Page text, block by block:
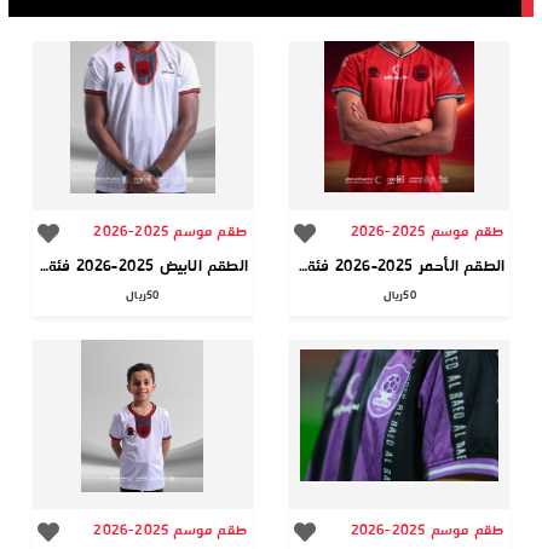
طقم موسم 2025-2026
الطقم الأحمر 2025-2026 فئة الجمهور
50ريال
طقم موسم 2025-2026
الطقم الابيض 2025-2026 فئة الجمهور
50ريال
طقم موسم 2025-2026 طقم موسم 2025-2026